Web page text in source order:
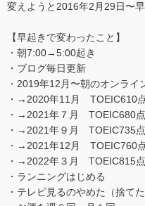
変えようと2016年2月29日〜早
【早起きで変わったこと】
・朝7:00→5:00起き
・ブログ毎日更新
・2019年12月〜朝のオンライ
・→2020年11月 TOEIC610
・→2021年７月 TOEIC680点
・→2021年９月 TOEIC735点
・→2021年12月 TOEIC760
・→2022年３月 TOEIC815点
・ランニングはじめる
・テレビ見るのやめた（捨てた